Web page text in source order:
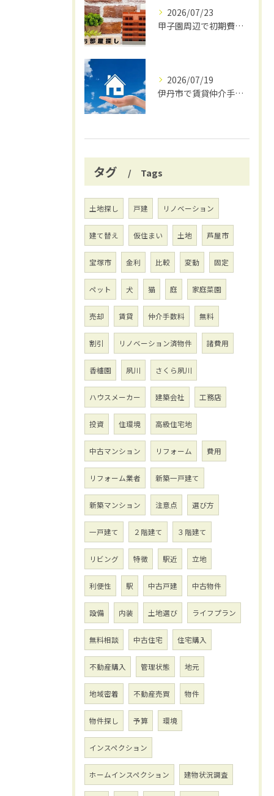
2026/07/23
甲子園周辺で初期費用安く賃貸探し
2026/07/19
伊丹市で賃貸仲介手数料無料の賢い借り方
タグ Tags
土地探し 戸建 リノベーション
建て替え 仮住まい 土地 芦屋市
宝塚市 金利 比較 変動 固定
ペット 犬 猫 庭 家庭菜園
売却 賃貸 仲介手数料 無料
割引 リノベーション済物件 諸費用
香櫨園 夙川 さくら夙川
ハウスメーカー 建築会社 工務店
投資 住環境 高級住宅地
中古マンション リフォーム 費用
リフォーム業者 新築一戸建て
新築マンション 注意点 選び方
一戸建て ２階建て ３階建て
リビング 特徴 駅近 立地
利便性 駅 中古戸建 中古物件
設備 内装 土地選び ライフプラン
無料相談 中古住宅 住宅購入
不動産購入 管理状態 地元
地域密着 不動産売買 物件
物件探し 予算 環境
インスペクション
ホームインスペクション 建物状況調査